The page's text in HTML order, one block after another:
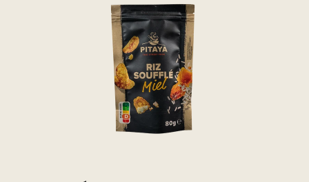
Nos restaurants
Pitaya
Concept
Devenir franchisé
Job board